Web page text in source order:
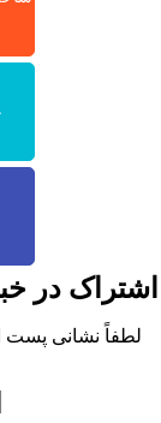
در
لطفاً نشانی پست